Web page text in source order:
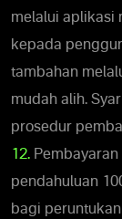
melalui aplikasi
kepada
tambahan
mudah alih.
prosedur
12.
pendahuluan
bagi